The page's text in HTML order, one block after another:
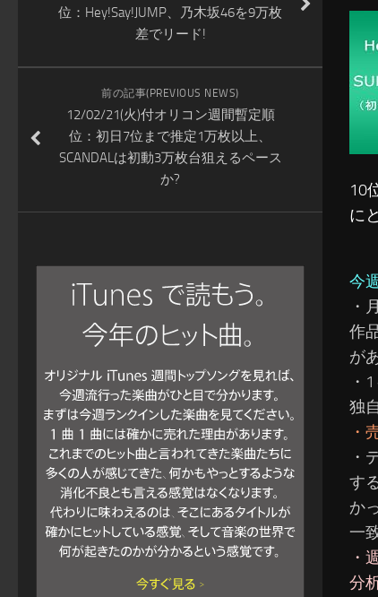
10
に
今
・
作
が
・
独
・
・
す
か
一
・
分
位：Hey!Say!JUMP、乃木坂46を9万枚
差でリード!
前の記事(PREVIOUS NEWS)
12/02/21(火)付オリコン週間暫定順
位：初日7位まで推定1万枚以上、
SCANDALは初動3万枚台狙えるペース
か?